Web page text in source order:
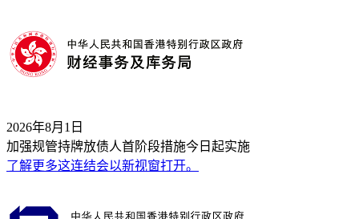
2026年8月1日
加强规管持牌放债人首阶段措施今日起实施
了解更多这连结会以新视窗打开。